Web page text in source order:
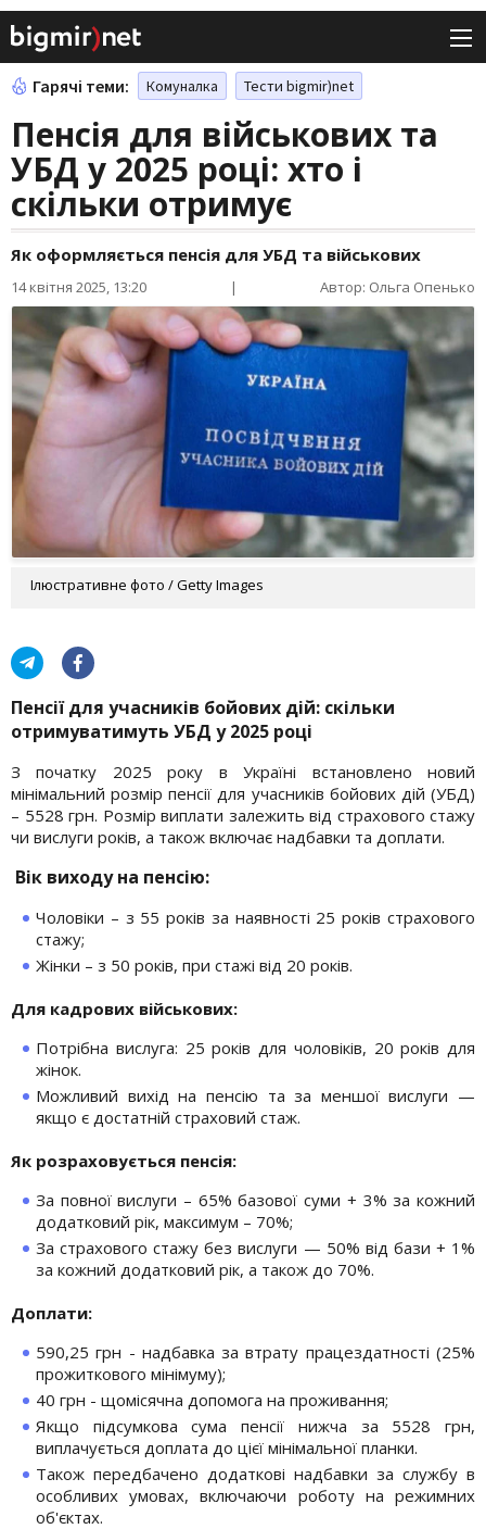
Гарячі теми: Комуналка Тести bigmir)net
Пенсія для військових та
УБД у 2025 році: хто і
скільки отримує
Як оформляється пенсія для УБД та військових
14 квітня 2025, 13:20 | Автор: Ольга Опенько
Ілюстративне фото / Getty Images
Пенсії для учасників бойових дій: скільки
отримуватимуть УБД у 2025 році
З початку 2025 року в Україні встановлено новий
мінімальний розмір пенсії для учасників бойових дій (УБД)
– 5528 грн. Розмір виплати залежить від страхового стажу
чи вислуги років, а також включає надбавки та доплати.
Вік виходу на пенсію:
Чоловіки – з 55 років за наявності 25 років страхового
стажу;
Жінки – з 50 років, при стажі від 20 років.
Для кадрових військових:
Потрібна вислуга: 25 років для чоловіків, 20 років для
жінок.
Можливий вихід на пенсію та за меншої вислуги —
якщо є достатній страховий стаж.
Як розраховується пенсія:
За повної вислуги – 65% базової суми + 3% за кожний
додатковий рік, максимум – 70%;
За страхового стажу без вислуги — 50% від бази + 1%
за кожний додатковий рік, а також до 70%.
Доплати:
590,25 грн - надбавка за втрату працездатності (25%
прожиткового мінімуму);
40 грн - щомісячна допомога на проживання;
Якщо підсумкова сума пенсії нижча за 5528 грн,
виплачується доплата до цієї мінімальної планки.
Також передбачено додаткові надбавки за службу в
особливих умовах, включаючи роботу на режимних
об'єктах.